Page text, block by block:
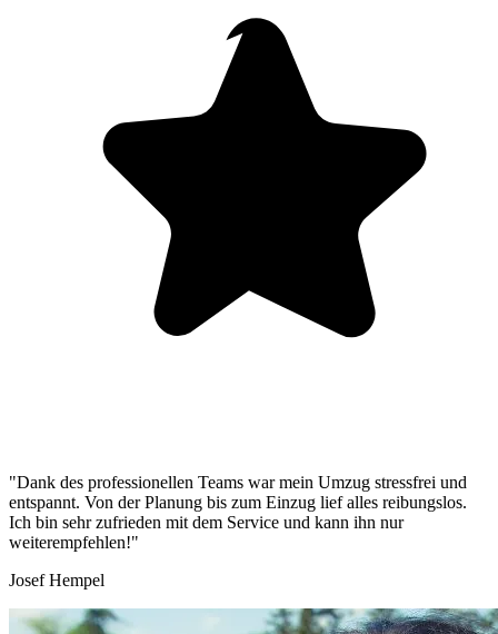
"Dank des professionellen Teams war mein Umzug stressfrei und
entspannt. Von der Planung bis zum Einzug lief alles reibungslos.
Ich bin sehr zufrieden mit dem Service und kann ihn nur
weiterempfehlen!"
Josef Hempel